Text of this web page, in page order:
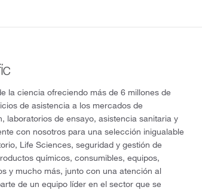
la ciencia ofreciendo más de 6 millones de
de asistencia a los mercados de
laboratorios de ensayo, asistencia sanitaria y
con nosotros para una selección inigualable
Life Sciences, seguridad y gestión de
químicos, consumibles, equipos,
y mucho más, junto con una atención al
de un equipo líder en el sector que se